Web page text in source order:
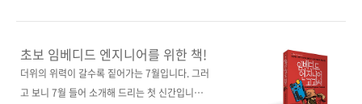
글북스] [리디북스] [알라딘] [예스이십사] 출판
사 제이펍도서명 임베디드 엔지니어 교과서부
제 인공지능 시대가 요구하는 임베디드 시스템
초보 임베디드 엔지니어를 위한 책!
더위의 위력이 갈수록 짙어가는 7월입니다. 그러
고 보니 7월 들어 소개해 드리는 첫 신간입니다.